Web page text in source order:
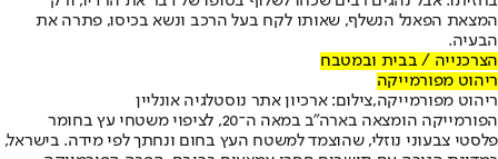
המצאת הפאנל הנשלף, שאותו לקח בעל הרכב ונשא בכיסו, פתרה את
הבעיה.
הצרכנייה / בבית ובמטבח
ריהוט מפורמייקה
ריהוט מפורמייקה,צילום: ארכיון אתר נוסטלגיה אונליין
הפורמייקה הומצאה בארה"ב במאה ה־20, לציפוי משטחי עץ בחומר
פלסטי צבעוני נוזלי, שהוצמד למשטח העץ בחום ונחתך לפי מידה. בישראל,